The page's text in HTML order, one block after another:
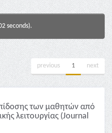
seconds).
previous 1 next
των μαθητών από
λειτουργίας (Journal